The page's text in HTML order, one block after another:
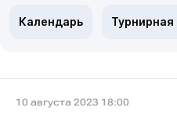
Календарь
10 августа 2023 18:00